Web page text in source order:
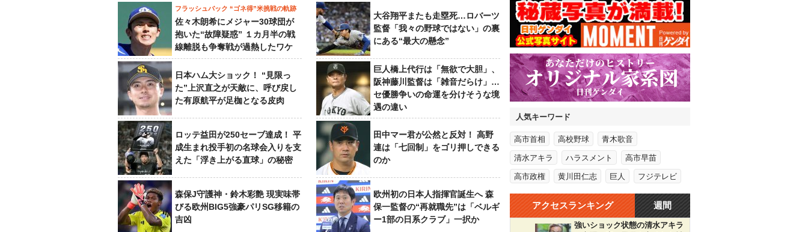
フラッシュバック “ゴネ得”米挑戦の軌跡
佐々木朗希にメジャー30球団が
抱いた“故障疑惑” １カ月半の戦
線離脱も争奪戦が過熱したワケ
大谷翔平またも走塁死…ロバーツ
監督「我々の野球ではない」の裏
にある“最大の懸念”
日本ハム大ショック！ “見限っ
た”上沢直之が天敵に、呼び戻し
た有原航平が足枷となる皮肉
巨人橋上代行は「無欲で大胆」、
阪神藤川監督は「雑音だらけ」…
セ優勝争いの命運を分けそうな境
遇の違い
ロッテ益田が250セーブ達成！ 平
成生まれ投手初の名球会入りを支
えた「浮き上がる直球」の秘密
田中マー君が公然と反対！ 高野
連は「七回制」をゴリ押しできる
のか
森保J守護神・鈴木彩艶 現実味帯
びる欧州BIG5強豪パリSG移籍の
吉凶
欧州初の日本人指揮官誕生へ 森
保一監督の“再就職先”は「ベルギ
ー1部の日系クラブ」一択か
人気キーワード
高市首相 高校野球 青木歌音
清水アキラ ハラスメント 高市早苗
高市政権 黄川田仁志 巨人 フジテレビ
アクセスランキング 週間
強いショック状態の清水アキラ